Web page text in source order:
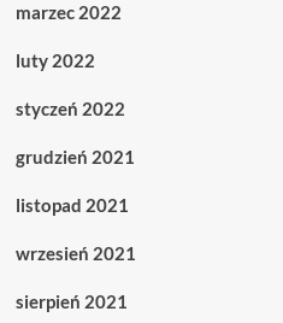
marzec 2022
luty 2022
styczeń 2022
grudzień 2021
listopad 2021
wrzesień 2021
sierpień 2021